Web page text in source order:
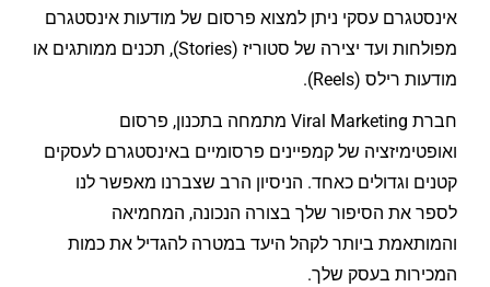
אינסטגרם עסקי ניתן למצוא פרסום של מודעות אינסטגרם
מפולחות ועד יצירה של סטוריז (Stories), תכנים ממותגים או
מודעות רילס (Reels).
חברת Viral Marketing מתמחה בתכנון, פרסום
ואופטימיזציה של קמפיינים פרסומיים באינסטגרם לעסקים
קטנים וגדולים כאחד. הניסיון הרב שצברנו מאפשר לנו
לספר את הסיפור שלך בצורה הנכונה, המחמיאה
והמותאמת ביותר לקהל היעד במטרה להגדיל את כמות
המכירות בעסק שלך.